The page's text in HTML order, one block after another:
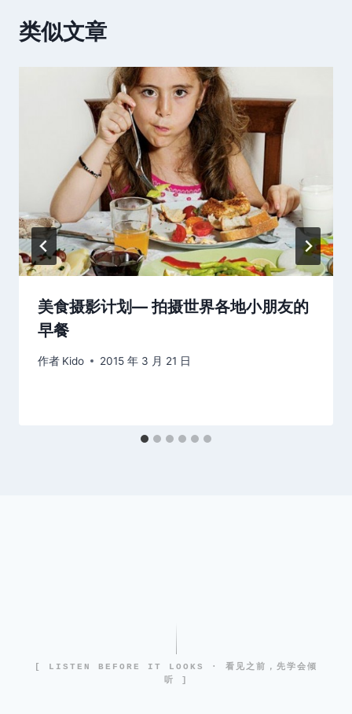
类似文章
美食摄影计划— 拍摄世界各地小朋友的
早餐
作者 Kido 2015 年 3 月 21 日
[ LISTEN BEFORE IT LOOKS · 看见之前，先学会倾
听 ]